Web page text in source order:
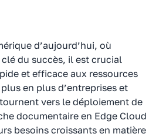
d’aujourd’hui, où
du succès, il est crucial
et efficace aux ressources
en plus d’entreprises et
vers le déploiement de
documentaire en Edge Cloud
besoins croissants en matière